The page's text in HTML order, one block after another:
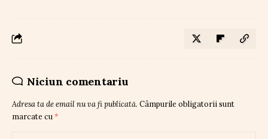
Niciun comentariu
Adresa ta de email nu va fi publicată. Câmpurile obligatorii sunt
marcate cu *